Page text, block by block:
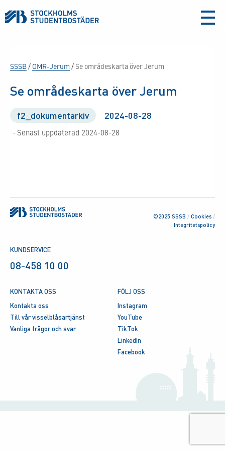
aria-
SSSB/ OMR-Jerum/ Se områdeskarta över Jerum
Se områdeskarta över Jerum
f2_dokumentarkiv 2024-08-28
· Senast uppdaterad 2024-08-28
©2025 SSSB / Cookies /
Integritetspolicy
KUNDSERVICE
08-458 10 00
KONTAKTA OSS
Kontakta oss
Till vår visselblåsartjänst
Vanliga frågor och svar
FÖLJ OSS
Instagram
YouTube
TikTok
LinkedIn
Facebook